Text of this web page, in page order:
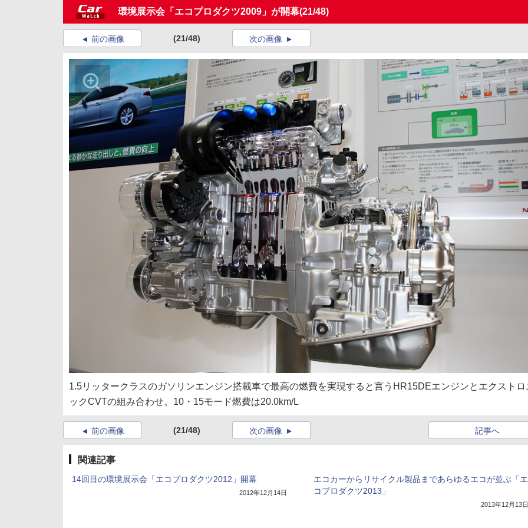
環境展示会「エコプロダクツ2009」が開幕(21/48)
前の画像 (21/48) 次の画像
1.5リッタークラスのガソリンエンジン搭載車で最高の燃費を実現すると言うHR15DEエンジンとエクストロ
ックCVTの組み合わせ。10・15モード燃費は20.0km/L
前の画像 (21/48) 記事へ
次の画像
関連記事
14回目の環境展示会「エコプロダクツ2012」開幕
2012年12月14日
エコカーからリサイクル製品まであらゆるエコが並ぶ「エ
コプロダクツ2013」
2013年12月13日